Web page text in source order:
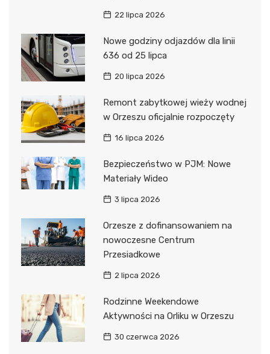
22 lipca 2026
Nowe godziny odjazdów dla linii
636 od 25 lipca
20 lipca 2026
Remont zabytkowej wieży wodnej
w Orzeszu oficjalnie rozpoczęty
16 lipca 2026
Bezpieczeństwo w PJM: Nowe
Materiały Wideo
3 lipca 2026
Orzesze z dofinansowaniem na
nowoczesne Centrum
Przesiadkowe
2 lipca 2026
Rodzinne Weekendowe
Aktywności na Orliku w Orzeszu
30 czerwca 2026